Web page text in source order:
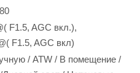
F1.5, AGC вкл.),
F1.5, AGC вкл)
/ ATW / В помещение /